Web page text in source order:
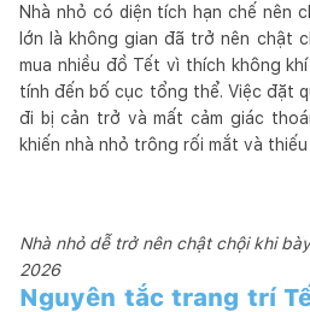
Nhà nhỏ có diện tích hạn chế nên
lớn là không gian đã trở nên chật
mua nhiều đồ Tết vì thích không
tính đến bố cục tổng thể. Việc đặt
đi bị cản trở và mất cảm giác
khiến nhà nhỏ trông rối mắt và
Nhà nhỏ dễ trở nên chật chội khi
2026
Nguyên tắc trang trí